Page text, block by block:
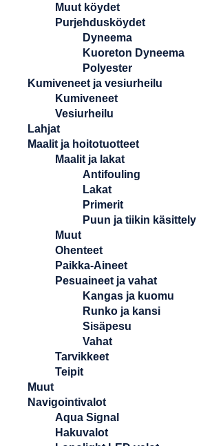
Muut köydet
Purjehdusköydet
Dyneema
Kuoreton Dyneema
Polyester
Kumiveneet ja vesiurheilu
Kumiveneet
Vesiurheilu
Lahjat
Maalit ja hoitotuotteet
Maalit ja lakat
Antifouling
Lakat
Primerit
Puun ja tiikin käsittely
Muut
Ohenteet
Paikka-Aineet
Pesuaineet ja vahat
Kangas ja kuomu
Runko ja kansi
Sisäpesu
Vahat
Tarvikkeet
Teipit
Muut
Navigointivalot
Aqua Signal
Hakuvalot